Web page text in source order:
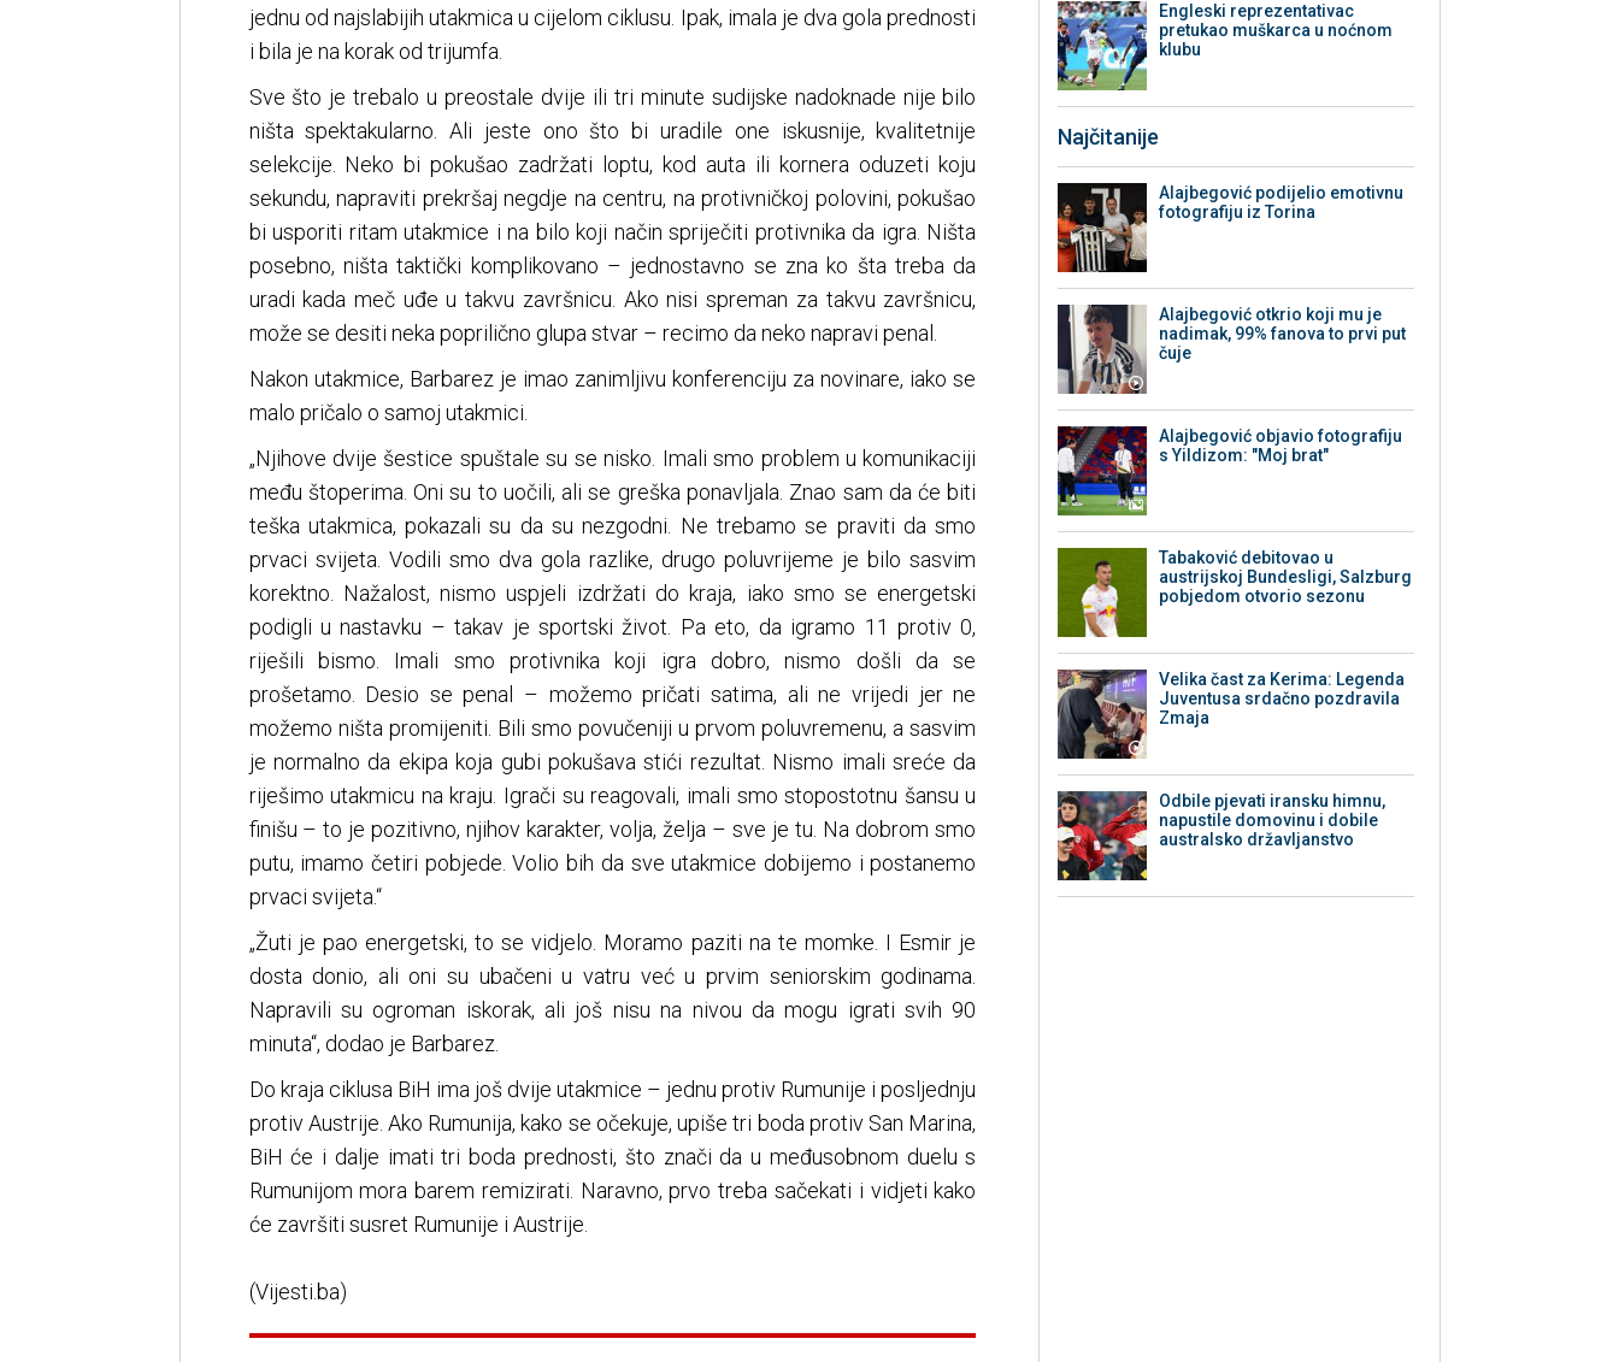
jednu od najslabijih utakmica u cijelom ciklusu. Ipak, imala je dva gola prednosti
i bila je na korak od trijumfa.
Sve što je trebalo u preostale dvije ili tri minute sudijske nadoknade nije bilo
ništa spektakularno. Ali jeste ono što bi uradile one iskusnije, kvalitetnije
selekcije. Neko bi pokušao zadržati loptu, kod auta ili kornera oduzeti koju
sekundu, napraviti prekršaj negdje na centru, na protivničkoj polovini, pokušao
bi usporiti ritam utakmice i na bilo koji način spriječiti protivnika da igra. Ništa
posebno, ništa taktički komplikovano – jednostavno se zna ko šta treba da
uradi kada meč uđe u takvu završnicu. Ako nisi spreman za takvu završnicu,
može se desiti neka poprilično glupa stvar – recimo da neko napravi penal.
Nakon utakmice, Barbarez je imao zanimljivu konferenciju za novinare, iako se
malo pričalo o samoj utakmici.
„Njihove dvije šestice spuštale su se nisko. Imali smo problem u komunikaciji
među štoperima. Oni su to uočili, ali se greška ponavljala. Znao sam da će biti
teška utakmica, pokazali su da su nezgodni. Ne trebamo se praviti da smo
prvaci svijeta. Vodili smo dva gola razlike, drugo poluvrijeme je bilo sasvim
korektno. Nažalost, nismo uspjeli izdržati do kraja, iako smo se energetski
podigli u nastavku – takav je sportski život. Pa eto, da igramo 11 protiv 0,
riješili bismo. Imali smo protivnika koji igra dobro, nismo došli da se
prošetamo. Desio se penal – možemo pričati satima, ali ne vrijedi jer ne
možemo ništa promijeniti. Bili smo povučeniji u prvom poluvremenu, a sasvim
je normalno da ekipa koja gubi pokušava stići rezultat. Nismo imali sreće da
riješimo utakmicu na kraju. Igrači su reagovali, imali smo stopostotnu šansu u
finišu – to je pozitivno, njihov karakter, volja, želja – sve je tu. Na dobrom smo
putu, imamo četiri pobjede. Volio bih da sve utakmice dobijemo i postanemo
prvaci svijeta.“
„Žuti je pao energetski, to se vidjelo. Moramo paziti na te momke. I Esmir je
dosta donio, ali oni su ubačeni u vatru već u prvim seniorskim godinama.
Napravili su ogroman iskorak, ali još nisu na nivou da mogu igrati svih 90
minuta“, dodao je Barbarez.
Do kraja ciklusa BiH ima još dvije utakmice – jednu protiv Rumunije i posljednju
protiv Austrije. Ako Rumunija, kako se očekuje, upiše tri boda protiv San Marina,
BiH će i dalje imati tri boda prednosti, što znači da u međusobnom duelu s
Rumunijom mora barem remizirati. Naravno, prvo treba sačekati i vidjeti kako
će završiti susret Rumunije i Austrije.
(Vijesti.ba)
Engleski reprezentativac
pretukao muškarca u noćnom
klubu
Najčitanije
Alajbegović podijelio emotivnu
fotografiju iz Torina
Alajbegović otkrio koji mu je
nadimak, 99% fanova to prvi put
čuje
Alajbegović objavio fotografiju
s Yildizom: "Moj brat"
Tabaković debitovao u
austrijskoj Bundesligi, Salzburg
pobjedom otvorio sezonu
Velika čast za Kerima: Legenda
Juventusa srdačno pozdravila
Zmaja
Odbile pjevati iransku himnu,
napustile domovinu i dobile
australsko državljanstvo